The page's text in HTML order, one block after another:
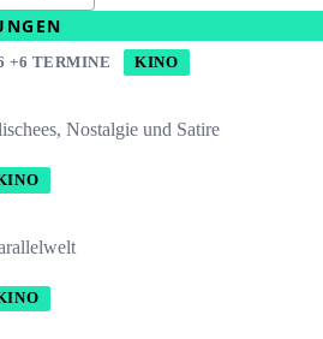
+6 TERMINE KINO
Nostalgie und Satire